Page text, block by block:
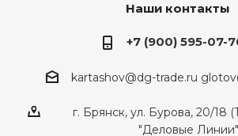
Наши контакты
+7 (900) 595-07-
kartashov@dg-trade.ru
г. Брянск, ул. Бурова, 20/18
"Деловые